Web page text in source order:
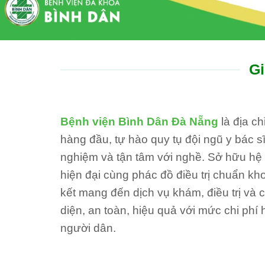
Bệnh viện Bình Dân Đà Nẵng là địa
hàng đầu, tự hào quy tụ đội ngũ y bác
nghiệm và tận tâm với nghề. Sở hữu
hiện đại cùng phác đồ điều trị chuẩn
kết mang đến dịch vụ khám, điều trị và
diện, an toàn, hiệu quả với mức chi phí
người dân.